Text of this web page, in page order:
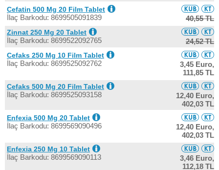
Cefatin 500 Mg 20 Film Tablet
İlaç Barkodu: 8699505091839 40,55 TL
Zinnat 250 Mg 20 Tablet
İlaç Barkodu: 8699522092765 24,52 TL
Cefaks 250 Mg 10 Film Tablet
İlaç Barkodu: 8699525092762
3,45 Euro,
111,85 TL
Cefaks 500 Mg 20 Film Tablet
İlaç Barkodu: 8699525093158
12,40 Euro,
402,03 TL
Enfexia 500 Mg 20 Tablet
İlaç Barkodu: 8699569090496
12,40 Euro,
402,03 TL
Enfexia 250 Mg 10 Tablet
İlaç Barkodu: 8699569090113
3,46 Euro,
112,18 TL